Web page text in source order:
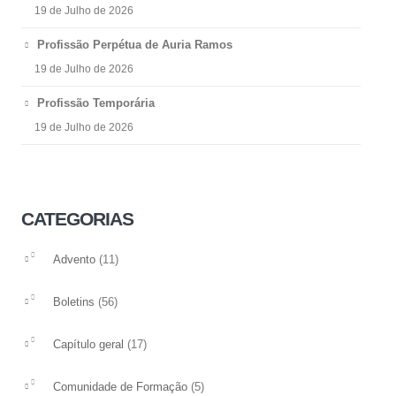
19 de Julho de 2026
Profissão Perpétua de Auria Ramos
19 de Julho de 2026
Profissão Temporária
19 de Julho de 2026
CATEGORIAS
Advento (11)
Boletins (56)
Capítulo geral (17)
Comunidade de Formação (5)